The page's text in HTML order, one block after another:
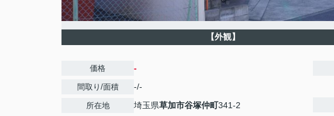
【外観】
価格 -
間取り/面積 -/-
所在地 埼玉県草加市谷塚仲町341-2